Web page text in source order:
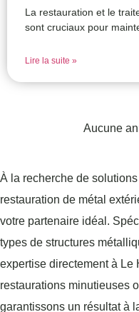
La restauration et le
sont cruciaux pour
Lire la suite »
Aucune
À la recherche de
restauration de métal
votre partenaire idéal.
types de structures
expertise directement à Le
restaurations minutieuses
garantissons un résultat à